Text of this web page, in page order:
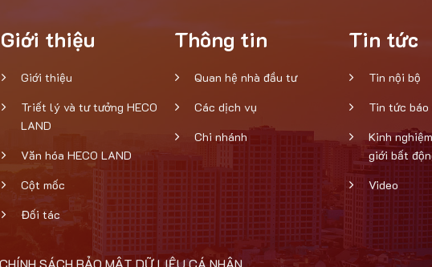
Giới thiệu
Giới thiệu
Triết lý và tư tưởng HECO
LAND
Văn hóa HECO LAND
Cột mốc
Đối tác
Thông tin
Quan hệ nhà đầu tư
Các dịch vụ
Chi nhánh
Tin tức
Tin nội bộ
Tin tức báo
Kinh
giới bất
Video
CHÍNH SÁCH BẢO MẬT DỮ LIỆU CÁ NHÂN